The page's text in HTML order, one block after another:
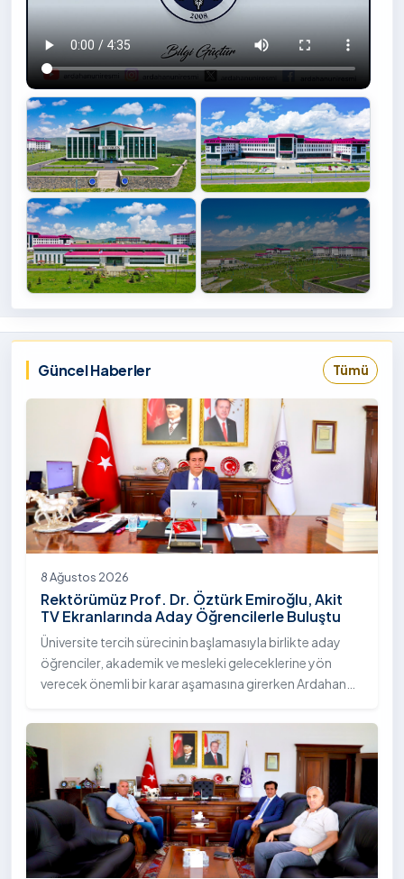
İçin
Tıklayınız
Güncel Haberler Tümü
8 Ağustos 2026
Rektörümüz Prof. Dr. Öztürk Emiroğlu, Akit
TV Ekranlarında Aday Öğrencilerle Buluştu
Üniversite tercih sürecinin başlamasıyla birlikte aday
öğrenciler, akademik ve mesleki geleceklerine yön
verecek önemli bir karar aşamasına girerken Ardahan
yaklaşımı ve sunduğu akademik imkânlarla tercih
dönemindeki adaylarla buluşmayı sürdürüyor. Bu
kapsamda Üniversitemiz Rektörü Sayın Prof. Dr. Öztürk
Emiroğlu, moderatörlüğünü Murat Şahin’in yaptığı Akit
TV'de canlı yayımlanan "Eğitim Atlası" programına
konuk olarak üniversitemizin akademik yapısı, eğitim
modeli, kalite çalışmaları ve öğrencilere sunduğu sosyal
olanaklar hakkında bilgi verdi.